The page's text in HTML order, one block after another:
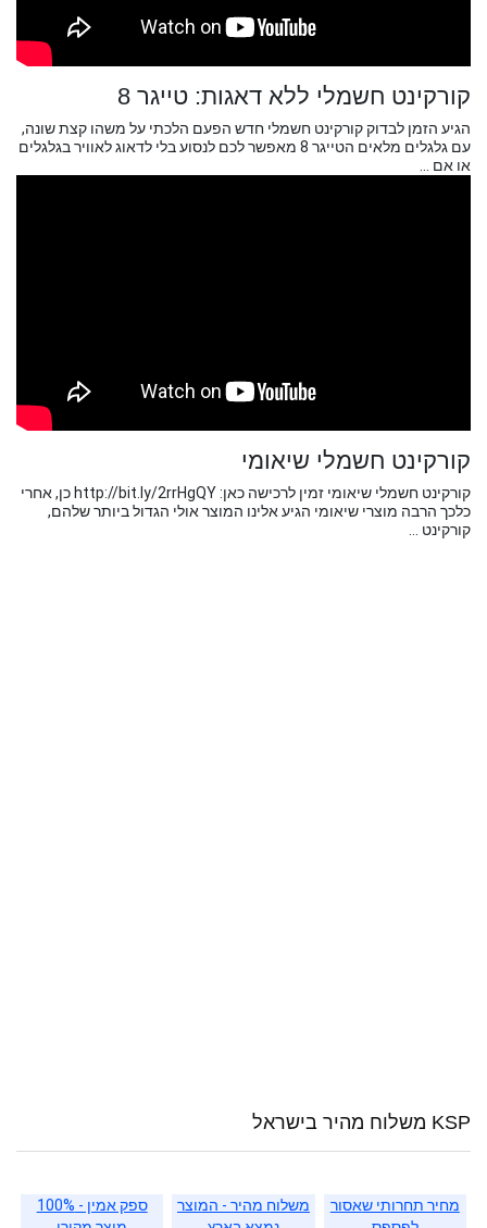
קורקינט חשמלי ללא דאגות: טייגר 8
הגיע הזמן לבדוק קורקינט חשמלי חדש הפעם הלכתי על משהו קצת שונה,
עם גלגלים מלאים הטייגר 8 מאפשר לכם לנסוע בלי לדאוג לאוויר בגלגלים
או אם ...
קורקינט חשמלי שיאומי
קורקינט חשמלי שיאומי זמין לרכישה כאן: http://bit.ly/2rrHgQY כן, אחרי
כלכך הרבה מוצרי שיאומי הגיע אלינו המוצר אולי הגדול ביותר שלהם,
קורקינט ...
KSP משלוח מהיר בישראל
מחיר תחרותי שאסור
משלוח מהיר - המוצר
ספק אמין - 100%